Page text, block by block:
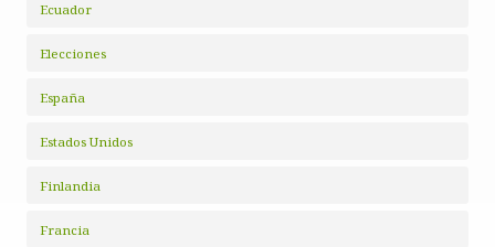
Ecuador
Elecciones
España
Estados Unidos
Finlandia
Francia